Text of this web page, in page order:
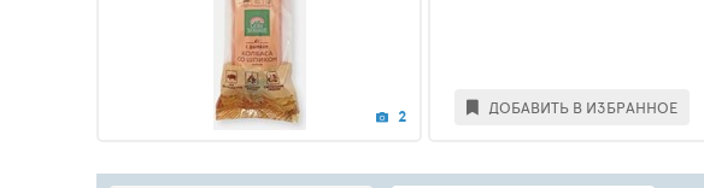
2 ДОБАВИТЬ В ИЗБРАННОЕ